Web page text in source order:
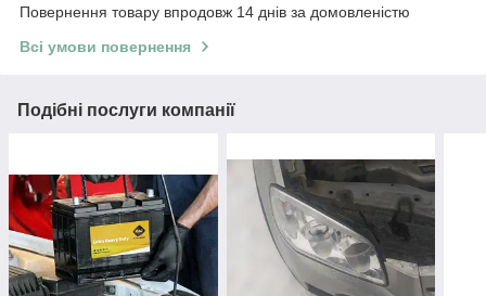
Повернення товару впродовж 14 днів за домовленістю
Всі умови повернення
Подібні послуги компанії